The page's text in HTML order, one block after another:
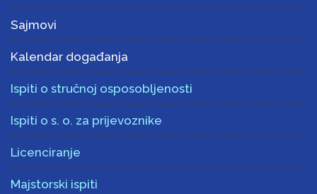
Sajmovi
Kalendar događanja
Ispiti o stručnoj osposobljenosti
Ispiti o s. o. za prijevoznike
Licenciranje
Majstorski ispiti